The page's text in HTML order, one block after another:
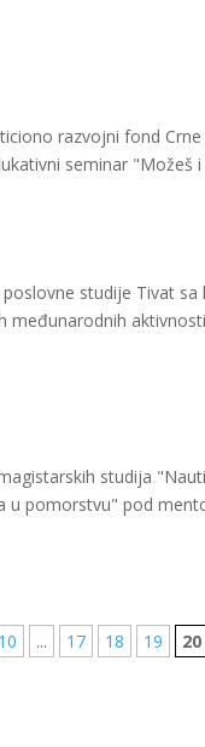
razvojni fond
seminar
studije Tivat
međunarodnih
studija
pomorstvu" pod
10 ... 17 18 19 20